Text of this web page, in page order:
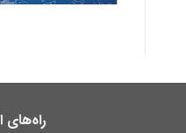
راه‌های